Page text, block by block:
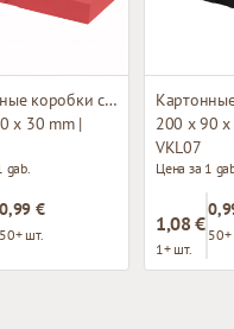
Картонные коробки с окном
x 30 mm |
gab.
0,99 €
50+ шт.
200 x 90
VKL07
Цена за 1
1,08 €
1+ шт.
50+